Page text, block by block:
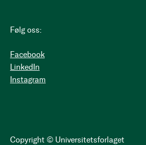
Følg oss:
Facebook
LinkedIn
Instagram
Copyright © Universitetsforlaget